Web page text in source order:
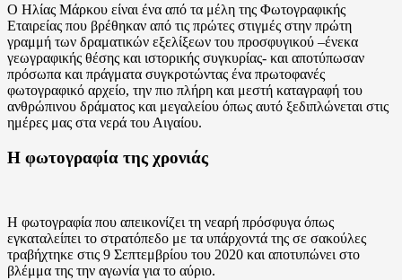
Ο Ηλίας Μάρκου είναι ένα από τα μέλη της Φωτογραφικής
Εταιρείας που βρέθηκαν από τις πρώτες στιγμές στην πρώτη
γραμμή των δραματικών εξελίξεων του προσφυγικού –ένεκα
γεωγραφικής θέσης και ιστορικής συγκυρίας- και αποτύπωσαν
πρόσωπα και πράγματα συγκροτώντας ένα πρωτοφανές
φωτογραφικό αρχείο, την πιο πλήρη και μεστή καταγραφή του
ανθρώπινου δράματος και μεγαλείου όπως αυτό ξεδιπλώνεται στις
ημέρες μας στα νερά του Αιγαίου.
Η φωτογραφία της χρονιάς
Η φωτογραφία που απεικονίζει τη νεαρή πρόσφυγα όπως
εγκαταλείπει το στρατόπεδο με τα υπάρχοντά της σε σακούλες
τραβήχτηκε στις 9 Σεπτεμβρίου του 2020 και αποτυπώνει στο
βλέμμα της την αγωνία για το αύριο.